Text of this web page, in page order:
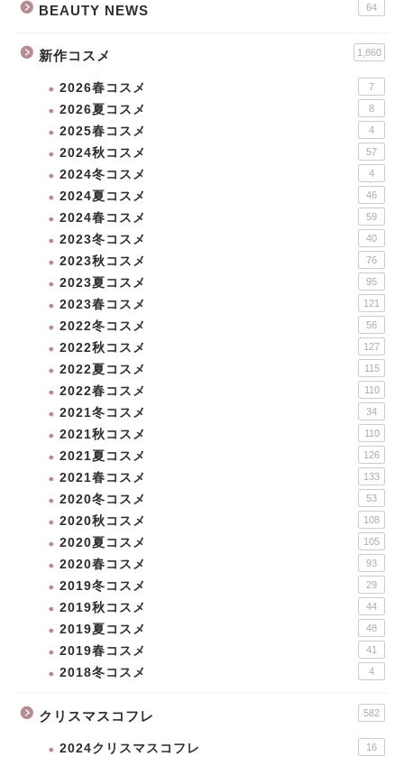
BEAUTY NEWS 64
新作コスメ 1,860
2026春コスメ 7
2026夏コスメ 8
2025春コスメ 4
2024秋コスメ 57
2024冬コスメ 4
2024夏コスメ 46
2024春コスメ 59
2023冬コスメ 40
2023秋コスメ 76
2023夏コスメ 95
2023春コスメ 121
2022冬コスメ 56
2022秋コスメ 127
2022夏コスメ 115
2022春コスメ 110
2021冬コスメ 34
2021秋コスメ 110
2021夏コスメ 126
2021春コスメ 133
2020冬コスメ 53
2020秋コスメ 108
2020夏コスメ 105
2020春コスメ 93
2019冬コスメ 29
2019秋コスメ 44
2019夏コスメ 48
2019春コスメ 41
2018冬コスメ 4
クリスマスコフレ 582
2024クリスマスコフレ 16